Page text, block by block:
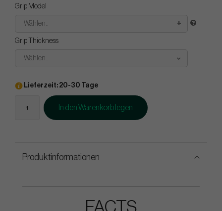
Grip Model
Wählen..
Grip Thickness
Wählen..
Lieferzeit: 20-30 Tage
In den Warenkorb legen
Produktinformationen